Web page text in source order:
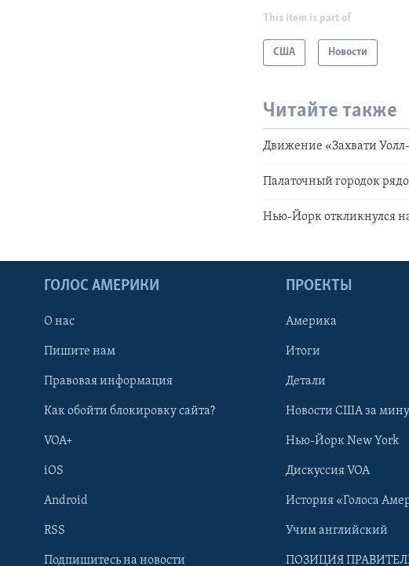
Learning English
This item is part of
США Новости
Читайте также
Движение «Захвати Уолл-
Палаточный городок
Нью-Йорк откликнулся
ГОЛОС АМЕРИКИ
О нас
Пишите нам
Правовая информация
Как обойти блокировку сайта?
VOA+
iOS
Android
RSS
Подпишитесь на новости
ПРОЕКТЫ
Америка
Итоги
Детали
Новости США за
Нью-Йорк New York
Дискуссия VOA
История «Голоса
Учим английский
ПОЗИЦИЯ